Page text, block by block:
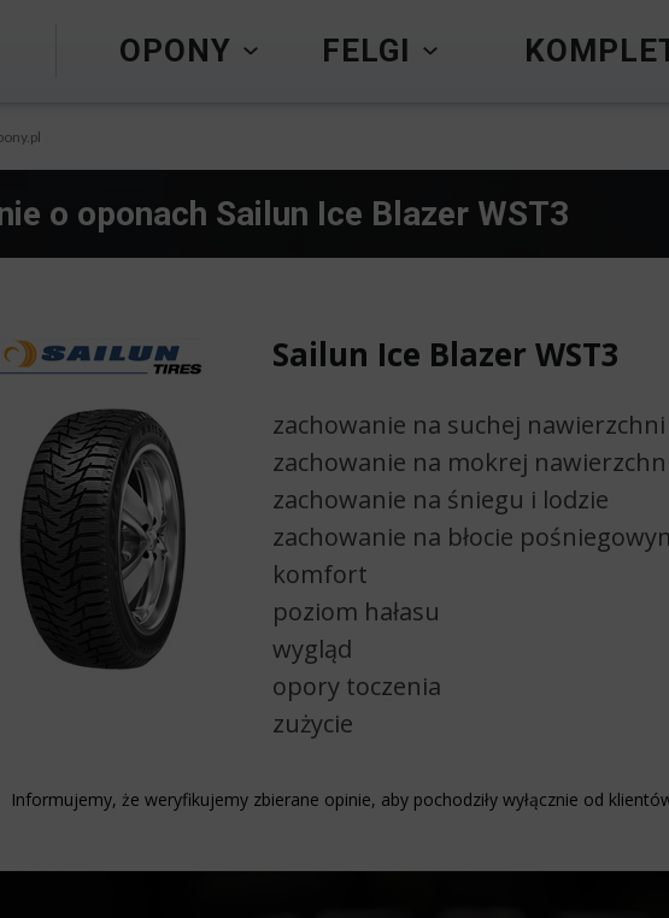
OPONY FELGI
o oponach Sailun Ice Blazer WST3
Sailun Ice Blazer WST3
zachowanie na suchej nawierzchni
zachowanie na mokrej
zachowanie na śniegu i lodzie
zachowanie na błocie
komfort
poziom hałasu
wygląd
opory toczenia
zużycie
Informujemy, że weryfikujemy zbierane opinie, aby pochodziły wyłącznie od